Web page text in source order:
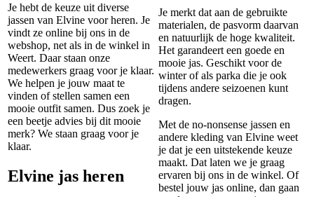
Je hebt de keuze uit diverse
jassen van Elvine voor heren. Je
vindt ze online bij ons in de
webshop, net als in de winkel in
Weert. Daar staan onze
medewerkers graag voor je klaar.
We helpen je jouw maat te
vinden of stellen samen een
mooie outfit samen. Dus zoek je
een beetje advies bij dit mooie
merk? We staan graag voor je
klaar.
Elvine jas heren
Je merkt dat aan de gebruikte
materialen, de pasvorm daarvan
en natuurlijk de hoge kwaliteit.
Het garandeert een goede en
mooie jas. Geschikt voor de
winter of als parka die je ook
tijdens andere seizoenen kunt
dragen.
Met de no-nonsense jassen en
andere kleding van Elvine weet
je dat je een uitstekende keuze
maakt. Dat laten we je graag
ervaren bij ons in de winkel. Of
bestel jouw jas online, dan gaan